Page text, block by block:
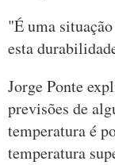
"É uma
esta
Jorge Ponte
previsões de
temperatura é
temperatura